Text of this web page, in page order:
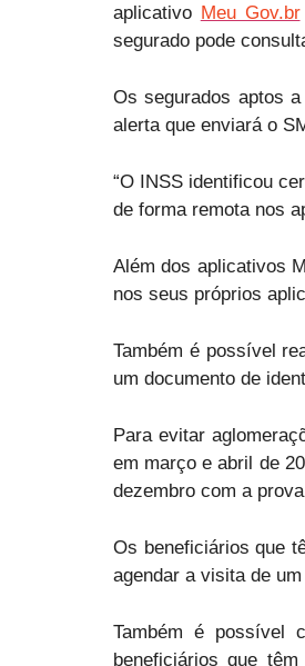
aplicativo Meu Gov.br
segurado pode
Os segurados aptos
alerta que enviará o
“O INSS identificou
de forma remota nos
Além dos aplicativos
nos seus próprios
Também é possível
um documento de
Para evitar
em março e abril de
dezembro com a
Os beneficiários que
agendar a visita de
Também é possível
beneficiários que